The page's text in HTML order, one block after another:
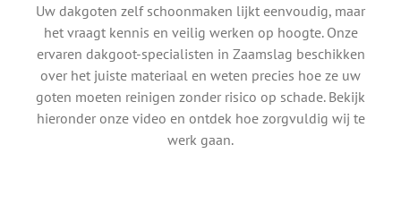
Uw dakgoten zelf schoonmaken lijkt eenvoudig, maar
het vraagt kennis en veilig werken op hoogte. Onze
ervaren dakgoot-specialisten in Zaamslag beschikken
over het juiste materiaal en weten precies hoe ze uw
goten moeten reinigen zonder risico op schade. Bekijk
hieronder onze video en ontdek hoe zorgvuldig wij te
werk gaan.